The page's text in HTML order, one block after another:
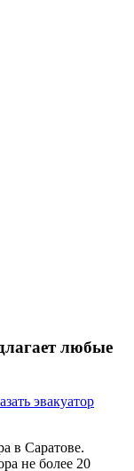
любые
эвакуатор
в Саратове.
не более 20